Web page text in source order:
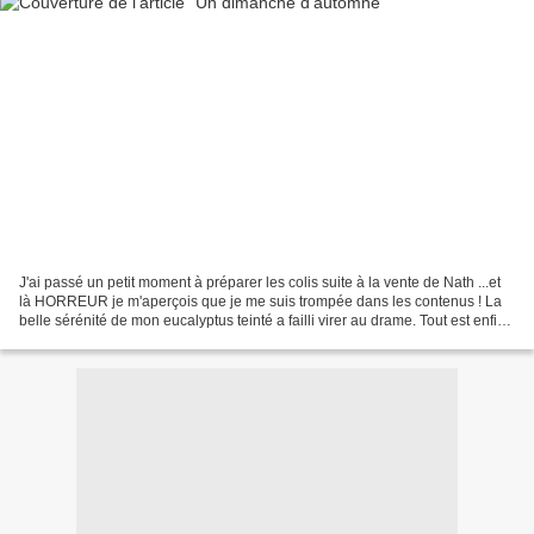
J'ai passé un petit moment à préparer les colis suite à la vente de Nath ...et
là HORREUR je m'aperçois que je me suis trompée dans les contenus ! La
belle sérénité de mon eucalyptus teinté a failli virer au drame. Tout est enfin